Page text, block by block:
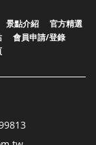
景點介紹
官方精選
會員申請/登錄